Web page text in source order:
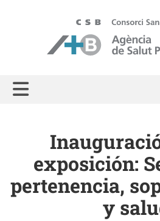
exposición:
pertenencia,
y